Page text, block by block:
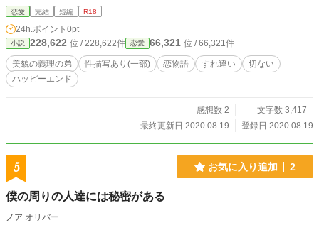
恋愛 完結 短編 R18
24h.ポイント 0pt
小説 228,622 位 / 228,622件 恋愛 66,321 位 / 66,321件
美貌の義理の弟 性描写あり(一部) 恋物語 すれ違い
切ない
ハッピーエンド
感想数 2
文字数 3,417
最終更新日 2020.08.19
登録日 2020.08.19
5 お気に入り追加 2
僕の周りの人達には秘密がある
ノア オリバー